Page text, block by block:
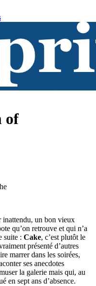
of
inattendu, un bon vieux
qu’on retrouve et qui n’a
suite : Cake, c’est plutôt le
présenté d’autres
marrer dans les soirées,
ses anecdotes
la galerie mais qui, au
en sept ans d’absence.